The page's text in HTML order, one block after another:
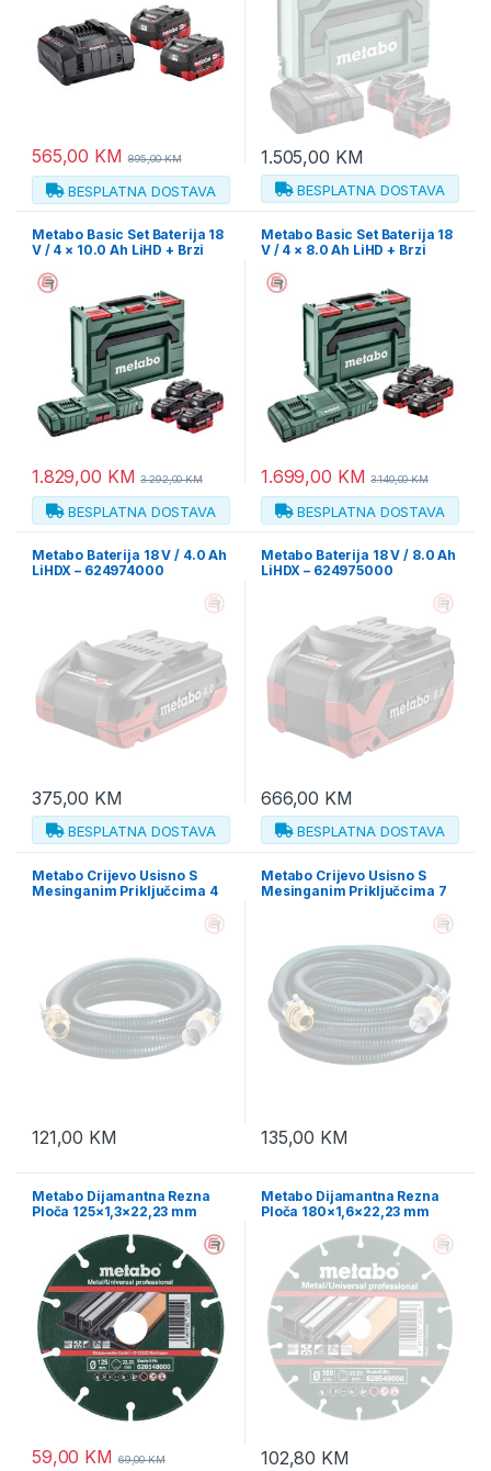
565,00 KM 895,00KM
BESPLATNA DOSTAVA
1.505,00 KM
BESPLATNA DOSTAVA
Metabo Basic Set Baterija 18
V / 4 × 10.0 Ah LiHD + Brzi
metaBOX 145 – 685143000
1.829,00 KM 3.292,00KM
BESPLATNA DOSTAVA
Metabo Basic Set Baterija 18
V / 4 × 8.0 Ah LiHD + Brzi
metaBOX 145 – 685135000
1.699,00 KM 3.140,00KM
BESPLATNA DOSTAVA
Metabo Baterija 18 V / 4.0 Ah
LiHDX – 624974000
375,00 KM
BESPLATNA DOSTAVA
Metabo Baterija 18 V / 8.0 Ah
LiHDX – 624975000
666,00 KM
BESPLATNA DOSTAVA
Metabo Crijevo Usisno S
Mesinganim Priključcima 4
121,00 KM
Metabo Crijevo Usisno S
Mesinganim Priključcima 7
135,00 KM
Metabo Dijamantna Rezna
Ploča 125×1,3×22,23 mm
Professional – 628548000
59,00 KM 69,00KM
Metabo Dijamantna Rezna
Ploča 180×1,6×22,23 mm
Professional – 628549000
102,80 KM